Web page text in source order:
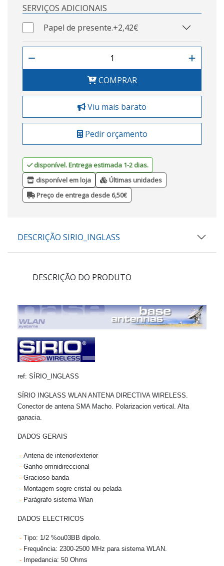
SERVIÇOS ADICIONAIS
Papel de presente.+2,42€
COMPRAR
Viu mais barato
Pedir orçamento
disponível. Entrega estimada 1-2 dias.
disponível em loja
Últimas unidades
Preço de entrega desde 6,50€
DESCRIÇÃO SIRIO_INGLASS
DESCRIÇÃO DO PRODUTO
ref: SÍRIO_INGLASS
SÍRIO INGLASS WLAN ANTENA DIRECTIVA WIRELESS.
Conector de antena SMA Macho. Polarizacion vertical. Alta
ganacia.
DADOS GERAIS
- Antena de interior/exterior
- Ganho omnidireccional
- Gracioso-banda
- Montagem sogre cristal ou pelada
- Parágrafo sistema Wlan
DADOS ELECTRICOS
- Tipo: 1/2 %ou03BB dipolo.
- Frequência: 2300-2500 MHz para sistema WLAN.
- Impedancia: 50 Ohms